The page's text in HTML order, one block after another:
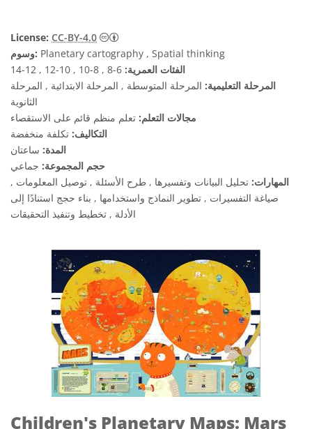
License: CC-BY-4.0
وسوم: Planetary cartography , Spatial thinking
الفئات العمرية:
المرحلة التعليمية: المرحلة المتوسطة , المرحلة الابتدائية , المرحلة
الثانوية
مجالات التعلم: تعلم منظم قائم على الاستقصاء
التكاليف: تكلفة منخفضة
المدة: ساعتان
حجم المجموعة: جماعي
المهارات: تحليل البيانات وتفسيرها , طرح الأسئلة , توصيل المعلومات ,
صياغة التفسيرات , تطوير النماذج واستخدامها , بناء حجج استنادًا إلى
الأدلة , تخطيط وتنفيذ التحقيقات
Children's Planetary Maps: Mars